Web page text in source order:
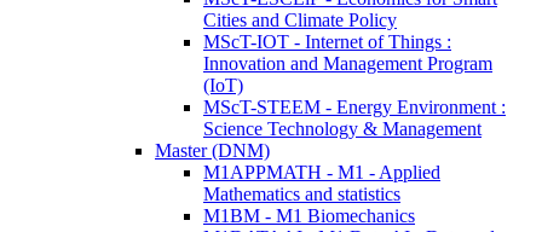
Cities and Climate Policy
MScT-IOT - Internet of Things :
Innovation and Management Program
(IoT)
MScT-STEEM - Energy Environment :
Science Technology & Management
Master (DNM)
M1APPMATH - M1 - Applied
Mathematics and statistics
M1BM - M1 Biomechanics